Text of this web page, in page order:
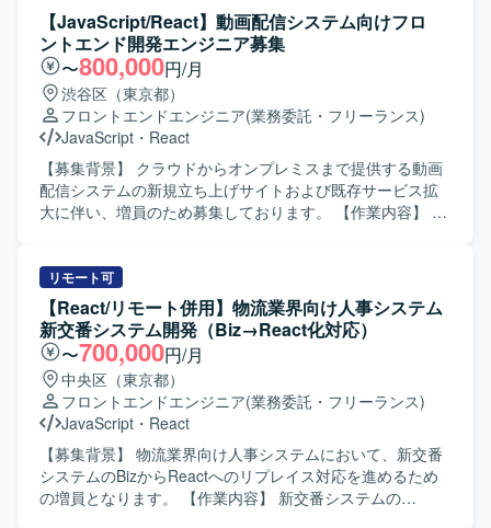
ースのシステムを中心に、GitHub CopilotやAWSを利用した
アジャイル（Scrum）開発体制となります。
/ TypeScript）を中心に、バックエンド（Kotlin）まで横断し
た機能開発を実施します。 ・サービス仕様の設計および検
討を行い、要件の明確化から設計・実装・テストまで一貫
して対応します。 ・インシデントや障害発生時の監視、原
因調査および改善策の検討・実施を行います。 ・AIエージ
ェントを前提とした開発フローの実践・改善を行い、チー
ムへの浸透を図ります。 ・PO・エンジニア・QAからなる
開発チームと協働し、週次で成果物を確認しながら開発を
推進します。 ・所属チーム担当領域における他部署との連
携や技術的リードを担います。 【求める人物像】 SaaSプ
います。特定言語の専門家にとどまらず、AIを活用しなが
ら新しい技術スタックでも素早く立ち上げができる柔軟な
思考をお持ちの方を求めています。フロントエンド技術に
精通しつつ、AI駆動開発のプラクティスを実務の中で磨い
ていきたい方にマッチします。 【ポジションの魅力】 AIを
前提とした新規プロダクトを立ち上げ初期から手がけられ
る環境で、AI駆動開発を組織の中核能力として構築してい
くフェーズに参画いただけます。Claude Code Max 20x プ
ランなどの先進的なAIツールを活用しながら、フロントエ
ンドを中心にバックエンドまで横断した技術選定やアーキ
テクチャ設計に関わることができます。AIエージェントを
【JavaScript/React】動画配信システム向けフロ
ントエンド開発エンジニア募集
〜800,000円/月
渋谷区（東京都）
フロントエンドエンジニア(業務委託・フリーランス)
JavaScript ・ React
【募集背景】 クラウドからオンプレミスまで提供する動画
配信システムの新規立ち上げサイトおよび既存サービス拡
大に伴い、増員のため募集しております。 【作業内容】 動
HTML/CSS/JavaScript/Node.js/Reactを用いたSPAおよび
SSRのWebサイト開発を行います。 詳細設計、製造、単体
テスト、プロジェクトによっては保守・運用までをご対応
いただきます。 スキルやプロジェクト状況に応じて、基本
設計や技術担当としての顧客ミーティング同席なども想定
しております。 【求める人物像】 品質への配慮と開発スピ
ードのバランスを意識して取り組める方を求めておりま
す。 コミュニケーションを大切にし、課題に対して柔軟に
対応できる方を歓迎いたします。 プロジェクトの一員とし
て主体性と責任感を持ち、業務を推進していただける方を
想定しております。 新しい技術の習得や活用に前向きに取
リモート可
【React/リモート併用】物流業界向け人事システム
新交番システム開発（Biz→React化対応）
〜700,000円/月
中央区（東京都）
フロントエンドエンジニア(業務委託・フリーランス)
JavaScript ・ React
【募集背景】 物流業界向け人事システムにおいて、新交番
システムのBizからReactへのリプレイス対応を進めるため
の増員となります。 【作業内容】 新交番システムの